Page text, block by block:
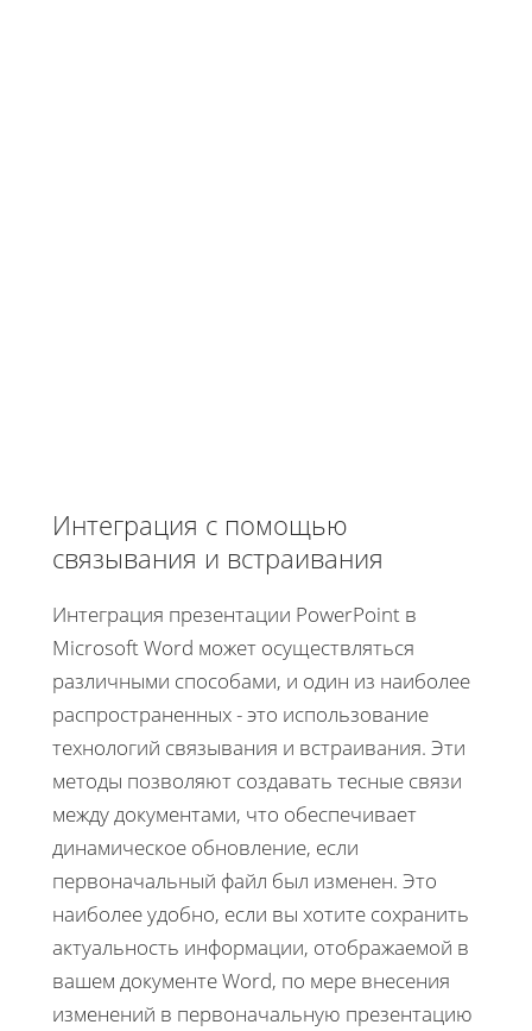
Интеграция с помощью
связывания и встраивания
Интеграция презентации PowerPoint в
Microsoft Word может осуществляться
различными способами, и один из наиболее
распространенных - это использование
технологий связывания и встраивания. Эти
методы позволяют создавать тесные связи
между документами, что обеспечивает
динамическое обновление, если
первоначальный файл был изменен. Это
наиболее удобно, если вы хотите сохранить
актуальность информации, отображаемой в
вашем документе Word, по мере внесения
изменений в первоначальную презентацию